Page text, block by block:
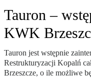
Tauron –
KWK
Tauron jest wstępnie
Restrukturyzacji Kopalń
Brzeszcze, o ile możliwe